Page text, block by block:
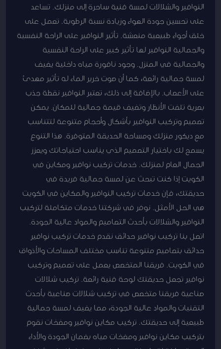
النوافير والشلالات لمسة فنية ساحرة إلى منزلك. تساعد
على تحسين جودة الهواء وزيادة نسبة الرطوبة. تعمل على
خلق أجواء طبيعية منعشة. تأثير النوافير على الراحة النفسية
والجمالية النوافير لها تأثير كبير على الراحة النفسية
والجمالية في المنزل. وجود نافورة مياه داخلية يضيف
لمسة جمالية رائعة، كما أن صوت خرير الماء له تأثير مهدئ
على الأعصاب. بالإضافة إلى ذلك، تعتبر النوافير نقطة جذب
بصرية تلفت الأنظار وتضيف قيمة جمالية للمكان. يمكن
تصميم وتركيب النوافير بأشكال وأحجام متنوعة لتتناسب
مع ديكور منزلك ومساحة الحديقة المتوفرة. هذا التنوع
يسمح لك باختيار التصميم الذي يناسب احتياجاتك ويعزز
الجمال العام لمنزلك. خدمات تركيب نوافير ومكاين في
الكويت إذا كنت تبحث عن لمسة جمالية فريدة في
حديقتك، فإن خدمات تركيب النوافير والمكاين في الكويت
هي الحل الأمثل. نوفر في شركتنا خدمات متكاملة لتركيب
النوافير والشلالات بأحدث التصاميم والمواد عالية الجودة.
اتصل بنا تركيب نوافير حدائق نقدم خدمات تركيب نوافير
حدائق بتصاميم متنوعة تناسب مختلف المساحات والأذواق
في الكويت. فريقنا المتخصص يعمل على تصميم وتركيب
نوافير تجعل حديقتك لوحة فنية رائعة. تركيب شلالات
صناعية فريقنا متخصص في تركيب شلالات صناعية بأحدث
التقنيات والمواد عالية الجودة، مما يضيف لمسة جمالية
طبيعية إلى حديقتك. تركيب مكاين نوافير ومضخات نقوم
بتركيب مكاين نوافير ومضخات مياه بضمان الجودة والأداء